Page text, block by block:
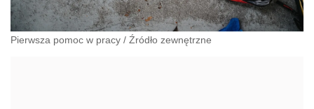
Pierwsza pomoc w pracy / Źródło zewnętrzne